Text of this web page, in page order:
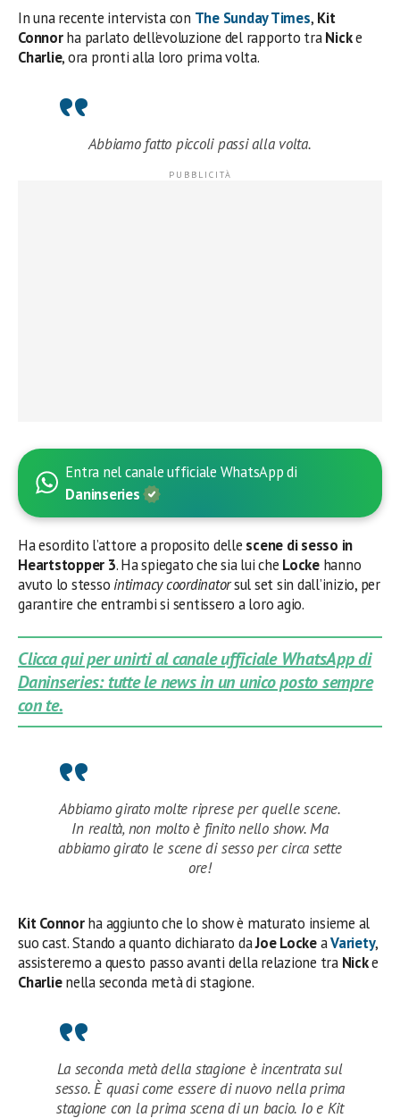
In una recente intervista con The Sunday Times, Kit
Connorha parlato dell’evoluzione del rapporto traNicke
Charlie, ora pronti alla loro prima volta.
Abbiamo fatto piccoli passi alla volta.
Entra nel canale ufficiale WhatsApp di
Daninseries
Ha esordito l’attore a proposito delle scene di sesso in
Heartstopper 3. Ha spiegato che sia lui che Lockehanno
avuto lo stesso intimacy coordinatorsul set sin dall’inizio, per
garantire che entrambi si sentissero a loro agio.
Clicca qui per unirti al canale ufficiale WhatsApp di
Daninseries: tutte le news in un unico posto sempre
con te.
Abbiamo girato molte riprese per quelle scene.
In realtà, non molto è finito nello show. Ma
abbiamo girato le scene di sesso per circa sette
ore!
Kit Connorha aggiunto che lo show è maturato insieme al
suo cast. Stando a quanto dichiarato daJoe LockeaVariety,
assisteremo a questo passo avanti della relazione tra Nicke
Charlienella seconda metà di stagione.
La seconda metà della stagione è incentrata sul
sesso. È quasi come essere di nuovo nella prima
stagione con la prima scena di un bacio. Io e Kit